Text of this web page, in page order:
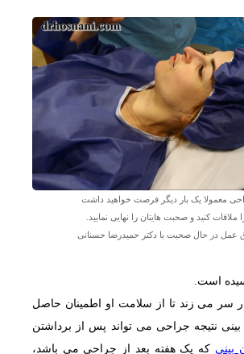
معمولا یک بار دیگر فرصت خواهید داشت
ملاقات کنید و صحبت هایتان را نهایی نمایید.
عمل در حال صحبت با دکتر حمیدرضا حسنانی
است.
سر می زند تا از سلامت او اطمینان حاصل
نتیجه جراحی می تواند پس از برداشتن
بینی که یک هفته بعد از جراحی می باشد،